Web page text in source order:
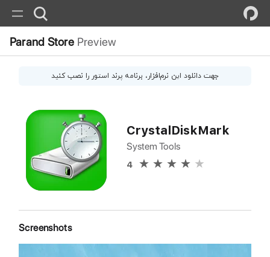
Parand Store Preview
جهت دانلود این نرم‌افزار، برنامه پرند استور را نصب کنید
CrystalDiskMark
System Tools
4
Screenshots